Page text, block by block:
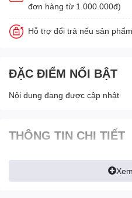
đơn hàng từ 1.000.000đ)
Hỗ trợ đổi trả nếu sản
ĐẶC ĐIỂM NỔI BẬT
Nội dung đang được cập nhật
THÔNG TIN CHI TIẾT